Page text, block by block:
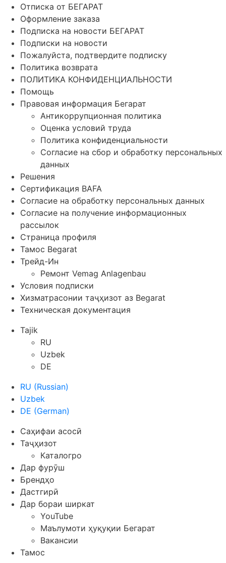
Отписка от БЕГАРАТ
Оформление заказа
Подписка на новости БЕГАРАТ
Подписки на новости
Пожалуйста, подтвердите подписку
Политика возврата
ПОЛИТИКА КОНФИДЕНЦИАЛЬНОСТИ
Помощь
Правовая информация Бегарат
Антикоррупционная политика
Оценка условий труда
Политика конфиденциальности
Согласие на сбор и обработку персональных
данных
Решения
Сертификация BAFA
Согласие на обработку персональных данных
Согласие на получение информационных
рассылок
Страница профиля
Тамос Begarat
Трейд-Ин
Ремонт Vemag Anlagenbau
Условия подписки
Хизматрасонии таҷҳизот аз Begarat
Техническая документация
Tajik
RU
Uzbek
DE
RU (Russian)
Uzbek
DE (German)
Саҳифаи асосӣ
Таҷҳизот
Каталогро
Дар фурӯш
Брендҳо
Дастгирӣ
Дар бораи ширкат
YouTube
Маълумоти ҳуқуқии Бегарат
Вакансии
Тамос